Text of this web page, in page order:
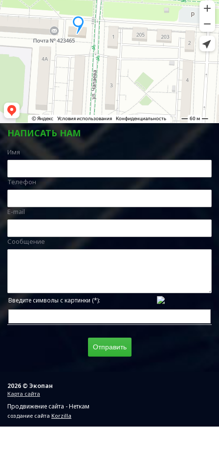
НАПИСАТЬ НАМ
Имя
Телефон
E-mail
Сообщение
Введите символы с картинки (*):
2026 © Экопан
Карта сайта
Продвижение сайта - Неткам
создание сайта Korzilla